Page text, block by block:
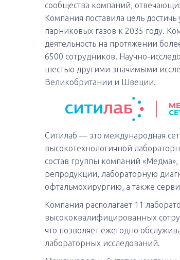
сообщества компаний,
Компания поставила цель
парниковых газов к 2035 году.
деятельность на протяжении
6500 сотрудников. Научно-
шестью другими значимыми
Великобритании и Швеции.
Ситилаб — это международная
высокотехнологичной
состав группы компаний
репродукции, лабораторную
офтальмохирургию, а также
Компания располагает 11
высококвалифицированных
что позволяет ежегодно
лабораторных исследований.